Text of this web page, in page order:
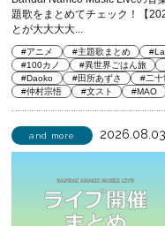
題歌をまとめてチェック！【
とが大大大大...
#アニメ #主題歌まとめ
#100カノ
#異世界ごはん旅
#Daoko
#田所あずさ #二十
#仲村宗悟
#文スト #MAO
and more